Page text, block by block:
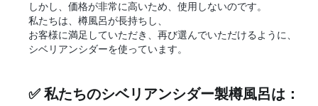
しかし、価格が非常に高いため、使用しないのです。
私たちは、樽風呂が長持ちし、
お客様に満足していただき、再び選んでいただけるように、
シベリアンシダーを使っています。
✅ 私たちのシベリアンシダー製樽風呂は：